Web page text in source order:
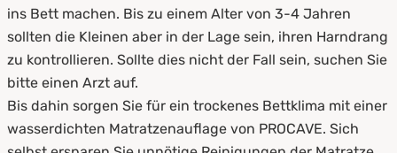
ins Bett machen. Bis zu einem Alter von 3-4 Jahren
sollten die Kleinen aber in der Lage sein, ihren Harndrang
zu kontrollieren. Sollte dies nicht der Fall sein, suchen Sie
bitte einen Arzt auf.
Bis dahin sorgen Sie für ein trockenes Bettklima mit einer
wasserdichten Matratzenauflage von PROCAVE. Sich